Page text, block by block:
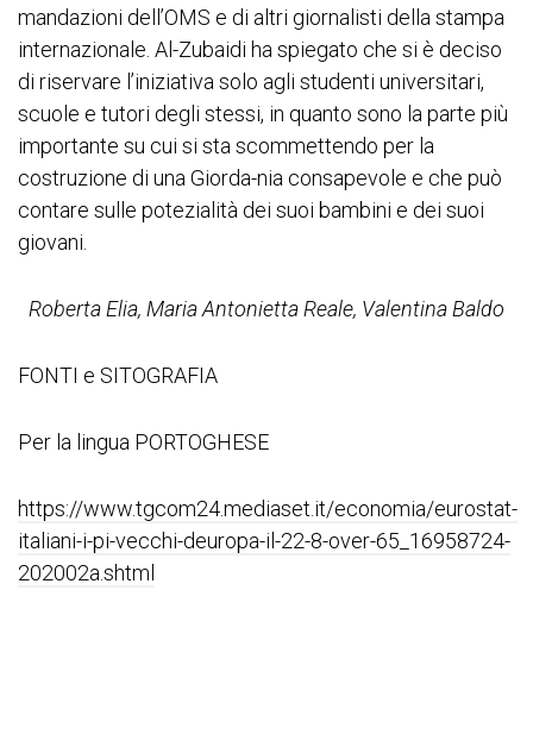
mandazioni dell’OMS e di altri giornalisti della stampa
internazionale. Al-Zubaidi ha spiegato che si è deciso
di riservare l’iniziativa solo agli studenti universitari,
scuole e tutori degli stessi, in quanto sono la parte più
importante su cui si sta scommettendo per la
costruzione di una Giorda-nia consapevole e che può
contare sulle potezialità dei suoi bambini e dei suoi
giovani.
Roberta Elia, Maria Antonietta Reale, Valentina Baldo
FONTI e SITOGRAFIA
Per la lingua PORTOGHESE
https://www.tgcom24.mediaset.it/economia/eurostat-
italiani-i-pi-vecchi-deuropa-il-22-8-over-65_16958724-
202002a.shtml